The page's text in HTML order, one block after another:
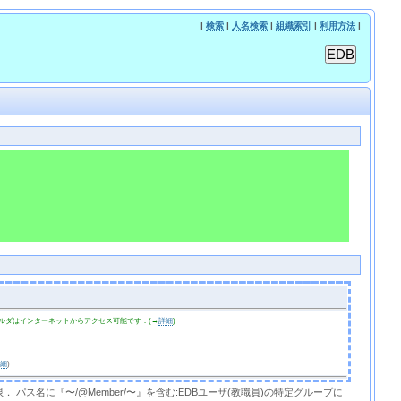
| 検索| 人名検索| 組織索引 | 利用方法|
ダはインターネットからアクセス可能です．(→詳細)
)
パス名に『〜/@Member/〜』を含む:EDBユーザ(教職員)の特定グループに